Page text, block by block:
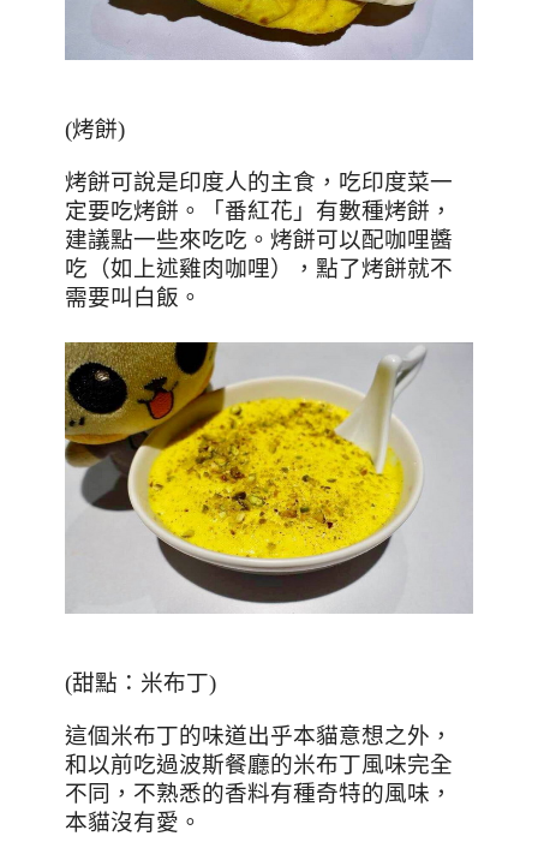
(烤餅)
烤餅可說是印度人的主食，吃印度菜一
定要吃烤餅。「番紅花」有數種烤餅，
建議點一些來吃吃。烤餅可以配咖哩醬
吃（如上述雞肉咖哩），點了烤餅就不
需要叫白飯。
(甜點：米布丁)
這個米布丁的味道出乎本貓意想之外，
和以前吃過波斯餐廳的米布丁風味完全
不同，不熟悉的香料有種奇特的風味，
本貓沒有愛。